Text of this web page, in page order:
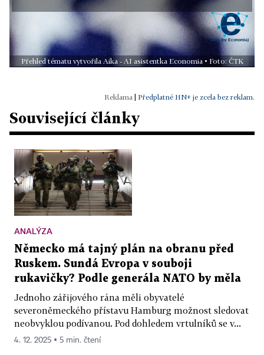
Přehled tématu vytvořila Aika - AI asistentka Economia • Foto: ČTK
Předplatné HN+ je zcela bez reklam.
Související články
ANALÝZA
Německo má tajný plán na obranu před
Ruskem. Sundá Evropa v souboji
rukavičky? Podle generála NATO by měla
Jednoho zářijového rána měli obyvatelé
severoněmeckého přístavu Hamburg možnost sledovat
neobvyklou podívanou. Pod dohledem vrtulníků se v...
4. 12. 2025 ▪ 5 min. čtení